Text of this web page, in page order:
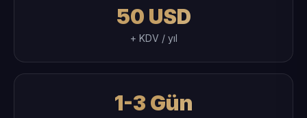
50 USD
+ KDV / yıl
1-3 Gün